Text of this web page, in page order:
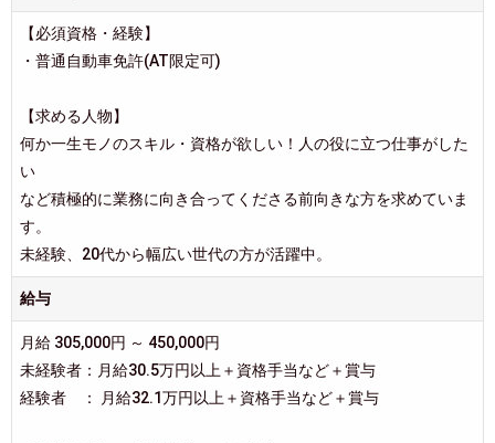
【必須資格・経験】
・普通自動車免許(AT限定可)
【求める人物】
何か一生モノのスキル・資格が欲しい！人の役に立つ仕事がした
い
など積極的に業務に向き合ってくださる前向きな方を求めていま
す。
未経験、20代から幅広い世代の方が活躍中。
給与
月給 305,000円 ～ 450,000円
未経験者：月給30.5万円以上＋資格手当など＋賞与
経験者 ： 月給32.1万円以上＋資格手当など＋賞与